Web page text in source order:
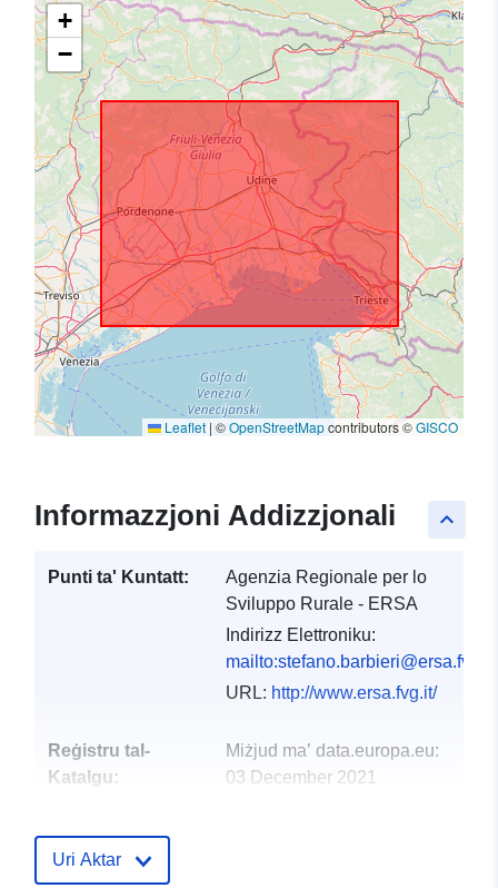
+
−
Leaflet|©OpenStreetMapcontributors ©GISCO
keyboard_arrow_up
Informazzjoni Addizzjonali
Punti ta' Kuntatt:
Agenzia Regionale per lo
Sviluppo Rurale - ERSA
Indirizz Elettroniku:
mailto:stefano.barbieri@ersa.fvg.it
URL: http://www.ersa.fvg.it/
Reġistru tal-
Katalgu:
Miżjud ma’ data.europa.eu:
03 December 2021
Uri Aktar